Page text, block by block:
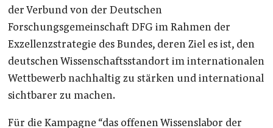
der Verbund von der Deutschen
Forschungsgemeinschaft DFG im Rahmen der
Exzellenzstrategie des Bundes, deren Ziel es ist, den
deutschen Wissenschaftsstandort im internationalen
Wettbewerb nachhaltig zu stärken und international
sichtbarer zu machen.
Für die Kampagne “das offenen Wissenslabor der